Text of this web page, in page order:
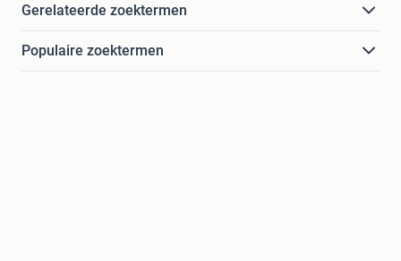
Gerelateerde zoektermen
Populaire zoektermen